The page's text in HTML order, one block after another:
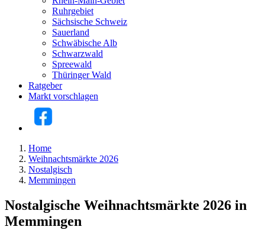
Ruhrgebiet
Sächsische Schweiz
Sauerland
Schwäbische Alb
Schwarzwald
Spreewald
Thüringer Wald
Ratgeber
Markt vorschlagen
Home
Weihnachtsmärkte 2026
Nostalgisch
Memmingen
Nostalgische Weihnachtsmärkte 2026 in
Memmingen